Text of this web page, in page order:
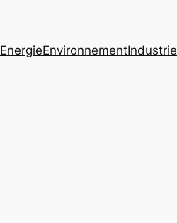
EnergieEnvironnementIndustrie